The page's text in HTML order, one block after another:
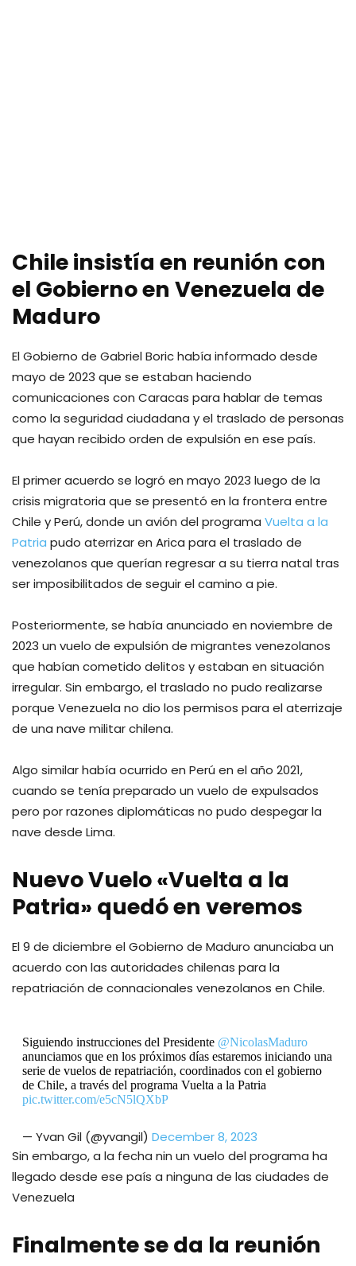
Chile insistía en reunión con
el Gobierno en Venezuela de
Maduro
El Gobierno de Gabriel Boric había informado desde
mayo de 2023 que se estaban haciendo
comunicaciones con Caracas para hablar de temas
como la seguridad ciudadana y el traslado de personas
que hayan recibido orden de expulsión en ese país.
El primer acuerdo se logró en mayo 2023 luego de la
crisis migratoria que se presentó en la frontera entre
Chile y Perú, donde un avión del programa Vuelta a la
Patria pudo aterrizar en Arica para el traslado de
venezolanos que querían regresar a su tierra natal tras
ser imposibilitados de seguir el camino a pie.
Posteriormente, se había anunciado en noviembre de
2023 un vuelo de expulsión de migrantes venezolanos
que habían cometido delitos y estaban en situación
irregular. Sin embargo, el traslado no pudo realizarse
porque Venezuela no dio los permisos para el aterrizaje
de una nave militar chilena.
Algo similar había ocurrido en Perú en el año 2021,
cuando se tenía preparado un vuelo de expulsados
pero por razones diplomáticas no pudo despegar la
nave desde Lima.
Nuevo Vuelo «Vuelta a la
Patria» quedó en veremos
El 9 de diciembre el Gobierno de Maduro anunciaba un
acuerdo con las autoridades chilenas para la
repatriación de connacionales venezolanos en Chile.
Siguiendo instrucciones del Presidente @NicolasMaduro
anunciamos que en los próximos días estaremos iniciando una
serie de vuelos de repatriación, coordinados con el gobierno
de Chile, a través del programa Vuelta a la Patria
pic.twitter.com/e5cN5lQXbP
— Yvan Gil (@yvangil) December 8, 2023
Sin embargo, a la fecha nin un vuelo del programa ha
llegado desde ese país a ninguna de las ciudades de
Venezuela
Finalmente se da la reunión